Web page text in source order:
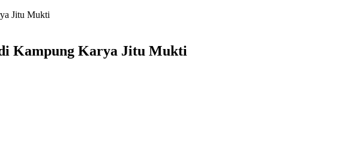
Jitu Mukti
Kampung Karya Jitu Mukti